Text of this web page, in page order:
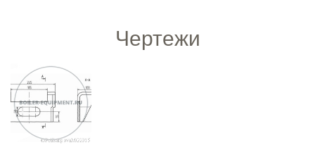
Чертежи